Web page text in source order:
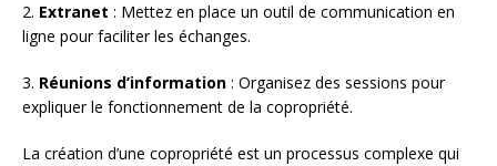
2. Extranet : Mettez en place un outil de communication en
ligne pour faciliter les échanges.
3. Réunions d’information : Organisez des sessions pour
expliquer le fonctionnement de la copropriété.
La création d’une copropriété est un processus complexe qui